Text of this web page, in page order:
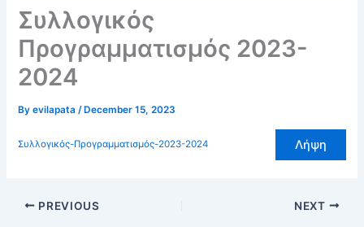
Συλλογικός
Προγραμματισμός 2023-
2024
Byevilapata/ December 15, 2023
Συλλογικός-Προγραμματισμός-2023-2024 Λήψη
PREVIOUS NEXT